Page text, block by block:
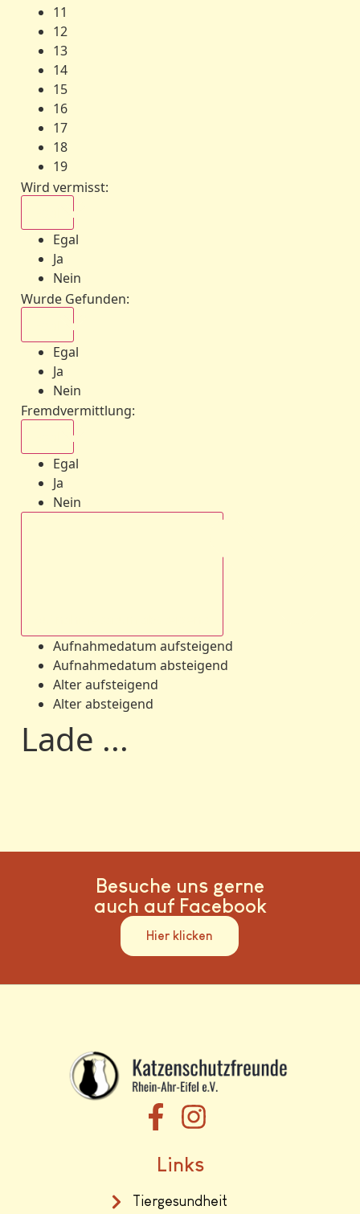
11
12
13
14
15
16
17
18
19
Wird vermisst:
Egal
Ja
Nein
Wurde Gefunden:
Egal
Ja
Nein
Fremdvermittlung:
Egal
Ja
Nein
Aufnahmedatum aufsteigend
Aufnahmedatum absteigend
Alter aufsteigend
Alter absteigend
Lade ...
Besuche uns gerne
auch auf Facebook
Hier klicken
Links
Tiergesundheit